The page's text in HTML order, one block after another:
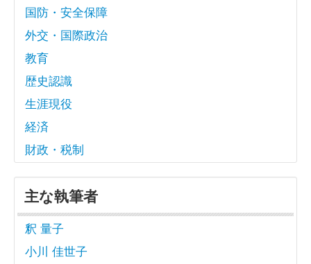
国防・安全保障
外交・国際政治
教育
歴史認識
生涯現役
経済
財政・税制
主な執筆者
釈 量子
小川 佳世子